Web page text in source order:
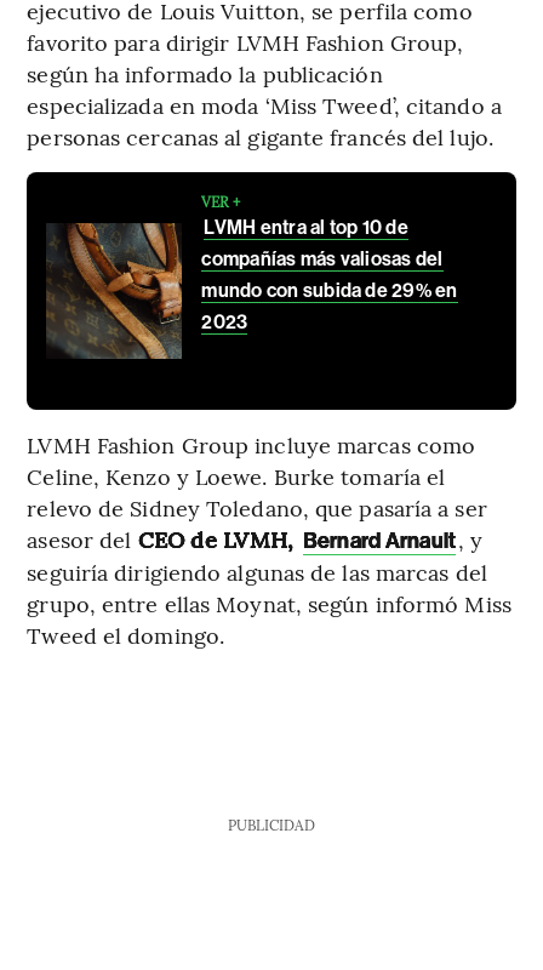
ejecutivo de Louis Vuitton, se perfila como
favorito para dirigir LVMH Fashion Group,
según ha informado la publicación
especializada en moda ‘Miss Tweed’, citando a
personas cercanas al gigante francés del lujo.
VER +
LVMH entra al top 10 de
compañías más valiosas del
mundo con subida de 29% en
2023
LVMH Fashion Group incluye marcas como
Celine, Kenzo y Loewe. Burke tomaría el
relevo de Sidney Toledano, que pasaría a ser
asesor del CEO de LVMH, Bernard Arnault, y
seguiría dirigiendo algunas de las marcas del
grupo, entre ellas Moynat, según informó Miss
Tweed el domingo.
PUBLICIDAD